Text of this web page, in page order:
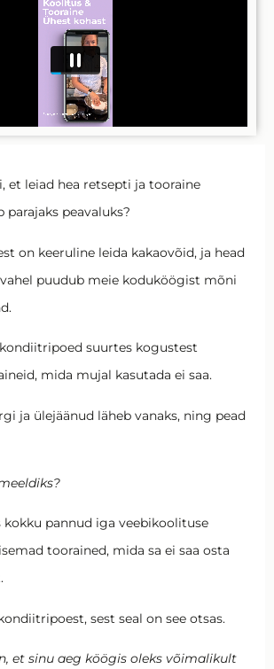
et leiad hea retsepti ja tooraine
peavaluks?
on keeruline leida kakaovõid, ja head
puudub meie koduköögist mõni
suurtes kogustest
mida mujal kasutada ei saa.
ja ülejäänud läheb vanaks, ning pead
pannud iga veebikoolituse
toorained, mida sa ei saa osta
sest seal on see otsas.
et sinu aeg köögis oleks võimalikult